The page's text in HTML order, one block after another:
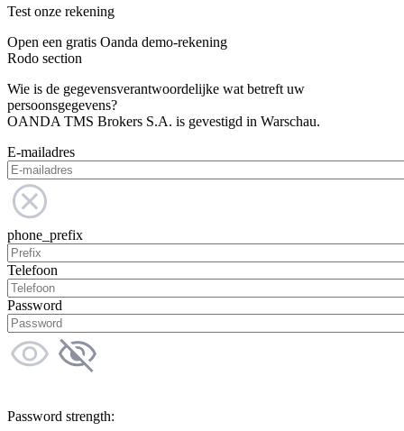
Test onze rekening
Open een gratis Oanda demo-rekening
Rodo section
Wie is de gegevensverantwoordelijke wat betreft uw
persoonsgegevens?
OANDA TMS Brokers S.A. is gevestigd in Warschau.
E-mailadres
phone_prefix
Telefoon
Password
Password strength: